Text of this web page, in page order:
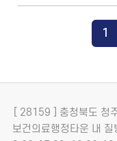
1
[ 28159 ] 충청북도 청
보건의료행정타운 내 질